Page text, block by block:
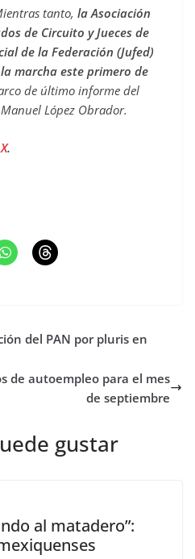
tanto, la Asociación
de Circuito y Jueces de
de la Federación (Jufed)
marcha este primero de
de último informe del
López Obrador.
X.
del PAN por pluris en
de autoempleo para el mes
de septiembre
gustar
al matadero”: